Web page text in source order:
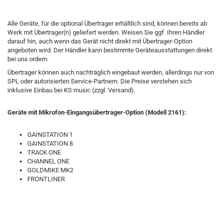
Alle Geräte, für die optional Übertrager erhältlich sind, können bereits ab
Werk mit Übertrager(n) geliefert werden. Weisen Sie ggf. Ihren Händler
darauf hin, auch wenn das Gerät nicht direkt mit Übertrager-Option
angeboten wird. Der Händler kann bestimmte Geräteausstattungen direkt
bei uns ordern.
Übertrager können auch nachträglich eingebaut werden, allerdings nur von
SPL oder autorisierten Service-Partnern. Die Preise verstehen sich
inklusive Einbau bei KS music (zzgl. Versand).
Geräte mit Mikrofon-Eingangsübertrager-Option (Modell 2161):
GAINSTATION 1
GAINSTATION 8
TRACK ONE
CHANNEL ONE
GOLDMIKE MK2
FRONTLINER